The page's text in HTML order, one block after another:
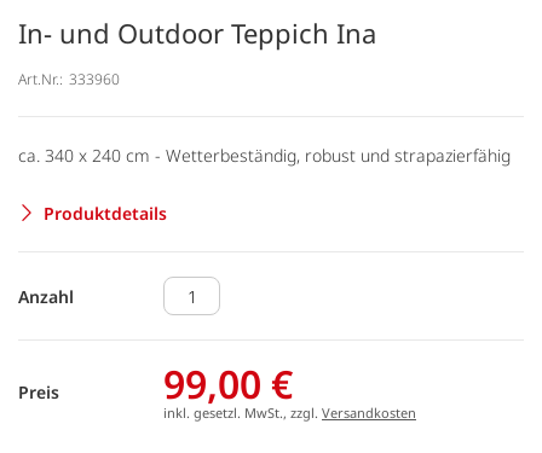
In- und Outdoor Teppich Ina
Art.Nr.: 333960
ca. 340 x 240 cm - Wetterbeständig, robust und strapazierfähig
Produktdetails
Anzahl
Preis 99,00 €
inkl. gesetzl. MwSt., zzgl. Versandkosten